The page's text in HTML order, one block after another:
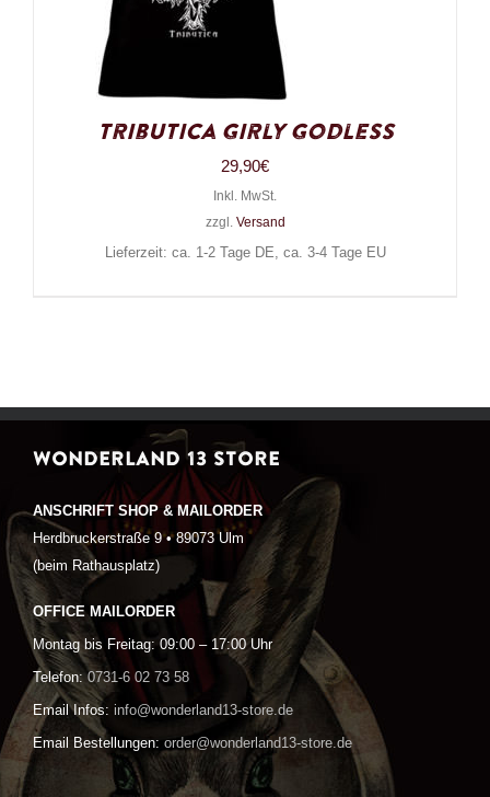
Tributica Girly Godless
29,90€
Inkl. MwSt.
zzgl. Versand
Lieferzeit: ca. 1-2 Tage DE, ca. 3-4 Tage EU
WONDERLAND 13 STORE
ANSCHRIFT SHOP & MAILORDER
Herdbruckerstraße 9 • 89073 Ulm
(beim Rathausplatz)
OFFICE MAILORDER
Montag bis Freitag: 09:00 – 17:00 Uhr
Telefon: 0731-6 02 73 58
Email Infos: info@wonderland13-store.de
Email Bestellungen: order@wonderland13-store.de